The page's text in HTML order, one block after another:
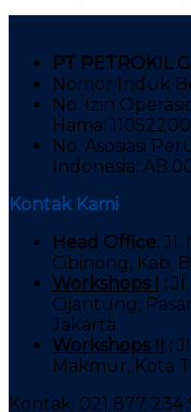
PT PETROKIL
Nomor Induk
No. Izin
Hama:
No. Asosiasi
Indonesia:
Kontak Kami
Head Office: Jl.
Cibinong, Kab.
Workshops I
:
Cijantung,
Jakarta
Workshops II
:
Makmur, Kota
Kontak: 021 877 234